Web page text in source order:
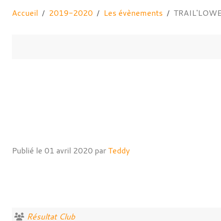
Accueil 2019-2020 Les évènements
Publié le 01 avril 2020 parTeddy
Résultat Club